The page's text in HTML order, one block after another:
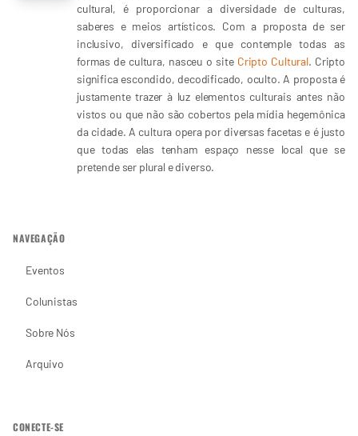
cultural, é proporcionar a diversidade de culturas,
saberes e meios artísticos. Com a proposta de ser
inclusivo, diversificado e que contemple todas as
formas de cultura, nasceu o site Cripto Cultural. Cripto
significa escondido, decodificado, oculto. A proposta é
justamente trazer à luz elementos culturais antes não
vistos ou que não são cobertos pela mídia hegemônica
da cidade. A cultura opera por diversas facetas e é justo
que todas elas tenham espaço nesse local que se
pretende ser plural e diverso.
NAVEGAÇÃO
Eventos
Colunistas
Sobre Nós
Arquivo
CONECTE-SE